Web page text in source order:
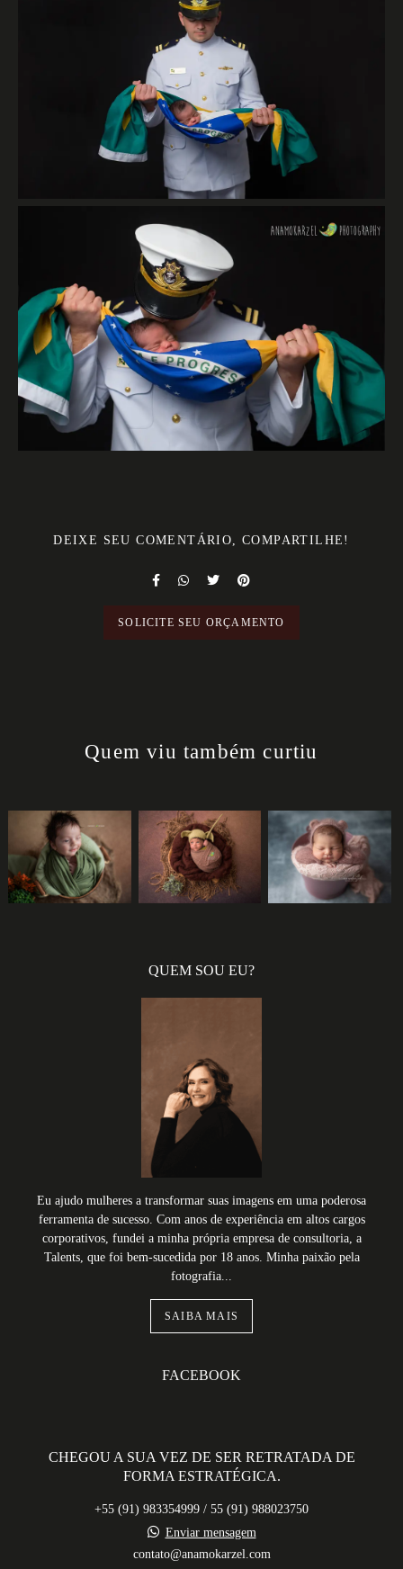
DEIXE SEU COMENTÁRIO, COMPARTILHE!
SOLICITE SEU ORÇAMENTO
Quem viu também curtiu
1011 0 2023 1301 0
QUEM SOU EU?
Eu ajudo mulheres a transformar suas imagens em uma poderosa
ferramenta de sucesso. Com anos de experiência em altos cargos
corporativos, fundei a minha própria empresa de consultoria, a
Talents, que foi bem-sucedida por 18 anos. Minha paixão pela
fotografia...
SAIBA MAIS
FACEBOOK
CHEGOU A SUA VEZ DE SER RETRATADA DE
FORMA ESTRATÉGICA.
+55 (91) 983354999 / 55 (91) 988023750
Enviar mensagem
contato@anamokarzel.com